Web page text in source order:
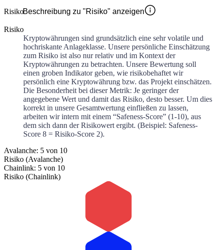
RisikoBeschreibung zu "Risiko" anzeigen
Risiko
Kryptowährungen sind grundsätzlich eine sehr volatile und
hochriskante Anlageklasse. Unsere persönliche Einschätzung
zum Risiko ist also nur relativ und im Kontext der
Kryptowährungen zu betrachten. Unsere Bewertung soll
einen groben Indikator geben, wie risikobehaftet wir
persönlich eine Kryptowährung bzw. das Projekt einschätzen.
Die Besonderheit bei dieser Metrik: Je geringer der
angegebene Wert und damit das Risiko, desto besser. Um dies
korrekt in unsere Gesamtwertung einfließen zu lassen,
arbeiten wir intern mit einem “Safeness-Score” (1-10), aus
dem sich dann der Risikowert ergibt. (Beispiel: Safeness-
Score 8 = Risiko-Score 2).
Avalanche: 5 von 10
Risiko (Avalanche)
Chainlink: 5 von 10
Risiko (Chainlink)